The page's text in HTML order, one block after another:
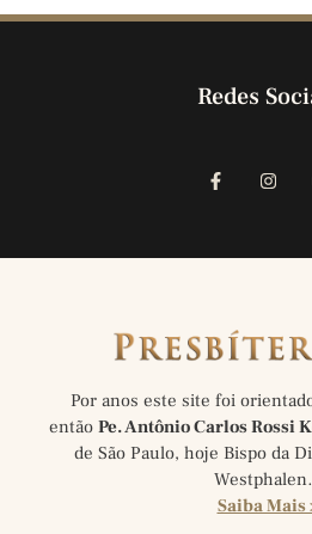
Redes
Por anos este site foi
então Pe. Antônio Carlos Rossi
de São Paulo, hoje Bispo da
Saiba Mais